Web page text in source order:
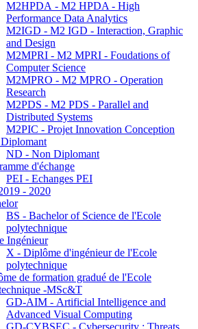
M2HPDA - M2 HPDA - High
Performance Data Analytics
M2IGD - M2 IGD - Interaction, Graphic
and Design
M2MPRI - M2 MPRI - Foudations of
Computer Science
M2MPRO - M2 MPRO - Operation
Research
M2PDS - M2 PDS - Parallel and
Distributed Systems
M2PIC - Projet Innovation Conception
ND - Non Diplomant
d'échange
PEI - Echanges PEI
- 2020
BS - Bachelor of Science de l'Ecole
polytechnique
Ingénieur
X - Diplôme d'ingénieur de l'Ecole
polytechnique
de formation gradué de l'Ecole
-MSc&T
GD-AIM - Artificial Intelligence and
Advanced Visual Computing
GD-CYBSEC - Cybersecurity : Threats